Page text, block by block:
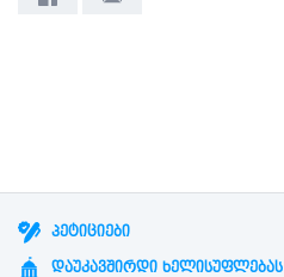
ᲞᲔᲢᲘᲪᲘᲔᲑᲘ
ᲓᲐᲣᲙᲐᲕᲨᲘᲠᲓᲘ ᲮᲔᲚᲘᲡᲣᲤᲚᲔᲑᲐᲡ